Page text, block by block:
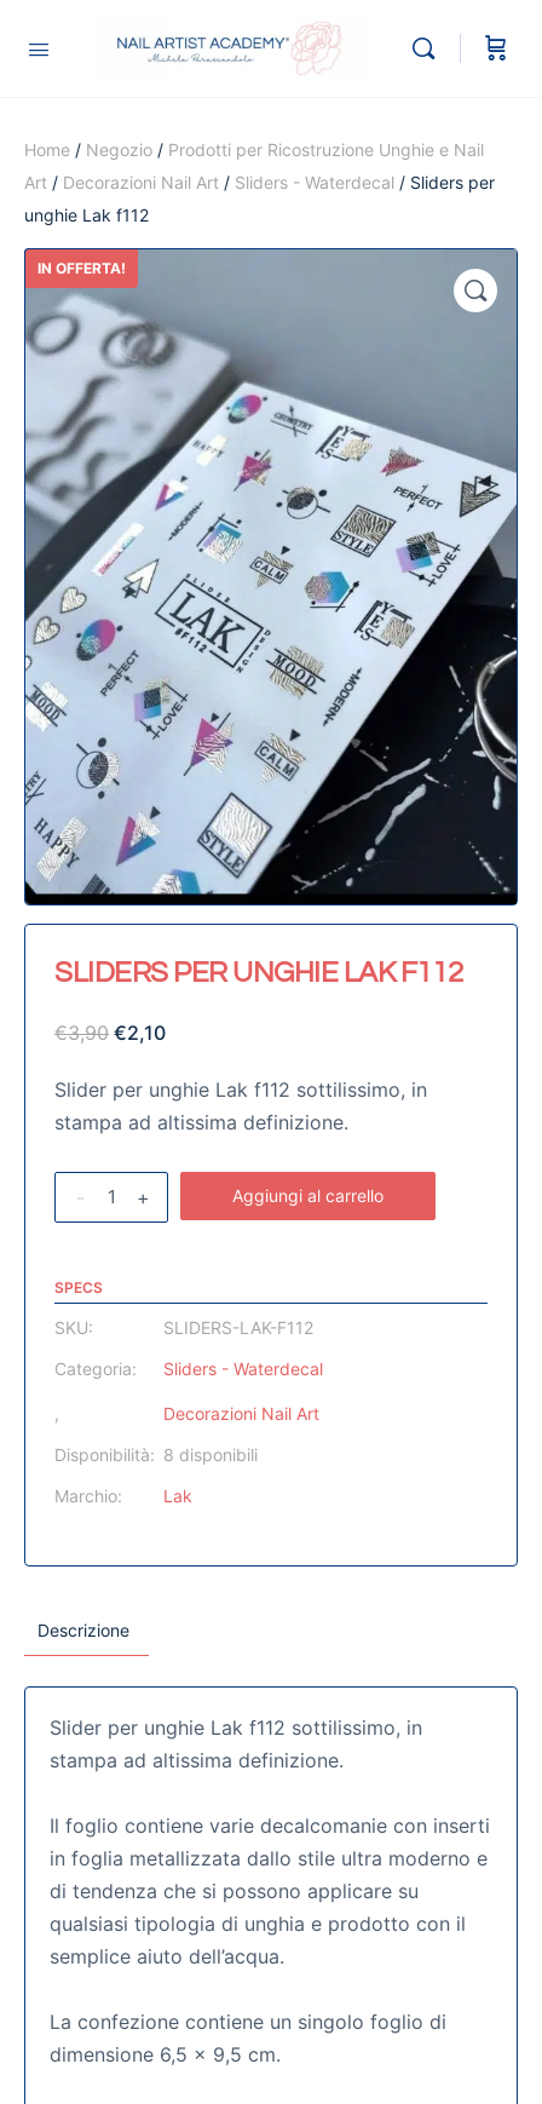
Home / Negozio / Prodotti per Ricostruzione Unghie e Nail
Art / Decorazioni Nail Art / Sliders - Waterdecal / Sliders per
unghie Lak f112
IN OFFERTA!
🔍
SLIDERS PER UNGHIE LAK F112
€3,90 €2,10
Slider per unghie Lak f112 sottilissimo, in
stampa ad altissima definizione.
- + Aggiungi al carrello
SPECS
SKU:
SLIDERS-LAK-F112
Categoria:
Sliders - Waterdecal
,
Decorazioni Nail Art
Disponibilità: 8 disponibili
Marchio:
Lak
Descrizione
Slider per unghie Lak f112 sottilissimo, in
stampa ad altissima definizione.
Il foglio contiene varie decalcomanie con inserti
in foglia metallizzata dallo stile ultra moderno e
di tendenza che si possono applicare su
qualsiasi tipologia di unghia e prodotto con il
semplice aiuto dell’acqua.
La confezione contiene un singolo foglio di
dimensione 6,5 x 9,5 cm.